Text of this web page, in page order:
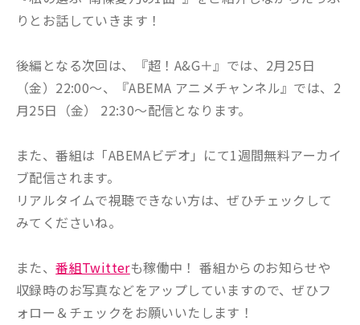
りとお話していきます！
後編となる次回は、『超！A&G＋』では、2月25日
（金）22:00～、『ABEMA アニメチャンネル』では、2
月25日（金） 22:30～配信となります。
また、番組は「ABEMAビデオ」にて1週間無料アーカイ
ブ配信されます。
リアルタイムで視聴できない方は、ぜひチェックして
みてくださいね。
また、番組Twitterも稼働中！ 番組からのお知らせや
収録時のお写真などをアップしていますので、ぜひフ
ォロー＆チェックをお願いいたします！